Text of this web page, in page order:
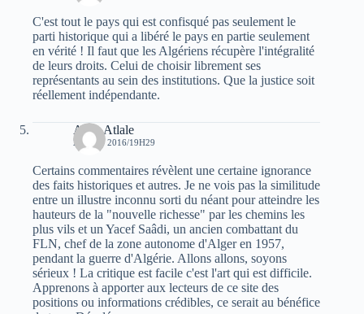
C'est tout le pays qui est confisqué pas seulement le
parti historique qui a libéré le pays en partie seulement
en vérité ! Il faut que les Algériens récupère l'intégralité
de leurs droits. Celui de choisir librement ses
représentants au sein des institutions. Que la justice soit
réellement indépendante.
Atala Atlale
2 AOÛT 2016/19H29
Certains commentaires révèlent une certaine ignorance
des faits historiques et autres. Je ne vois pas la similitude
entre un illustre inconnu sorti du néant pour atteindre les
hauteurs de la "nouvelle richesse" par les chemins les
plus vils et un Yacef Saâdi, un ancien combattant du
FLN, chef de la zone autonome d'Alger en 1957,
pendant la guerre d'Algérie. Allons allons, soyons
sérieux ! La critique est facile c'est l'art qui est difficile.
Apprenons à apporter aux lecteurs de ce site des
positions ou informations crédibles, ce serait au bénéfice